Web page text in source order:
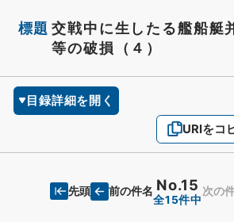
標題 交戦中に生したる艦船艇
等の破損（４）
目録詳細を開く
URIをコ
先頭 前の件名 No.15
全15件中
次の